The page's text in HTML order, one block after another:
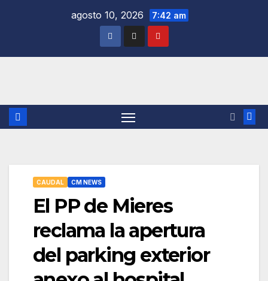
agosto 10, 2026 7:42 am
CAUDAL CM NEWS
El PP de Mieres
reclama la apertura
del parking exterior